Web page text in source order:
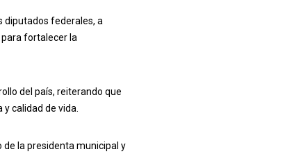
diputados federales, a
fortalecer la
del país, reiterando que
calidad de vida.
de la presidenta municipal y